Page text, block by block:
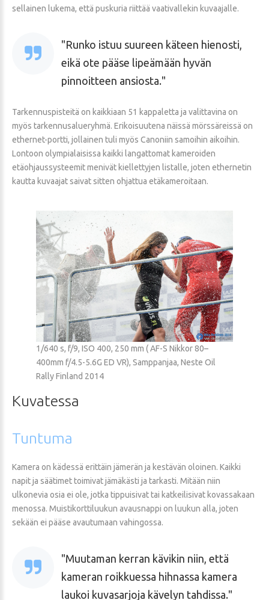
sellainen lukema, että puskuria riittää vaativallekin kuvaajalle.
Runko istuu suureen käteen hienosti,
eikä ote pääse lipeämään hyvän
pinnoitteen ansiosta.
Tarkennuspisteitä on kaikkiaan 51 kappaletta ja valittavina on
myös tarkennusalueryhmä. Erikoisuutena näissä mörssäreissä on
ethernet-portti, jollainen tuli myös Canoniin samoihin aikoihin.
Lontoon olympialaisissa kaikki langattomat kameroiden
etäohjaussysteemit menivät kiellettyjen listalle, joten ethernetin
kautta kuvaajat saivat sitten ohjattua etäkameroitaan.
1/640 s, f/9, ISO 400, 250 mm ( AF-S Nikkor 80–
400mm f/4.5-5.6G ED VR), Samppanjaa, Neste Oil
Rally Finland 2014
Kuvatessa
Tuntuma
Kamera on kädessä erittäin jämerän ja kestävän oloinen. Kaikki
napit ja säätimet toimivat jämäkästi ja tarkasti. Mitään niin
ulkonevia osia ei ole, jotka tippuisivat tai katkeilisivat kovassakaan
menossa. Muistikorttiluukun avausnappi on luukun alla, joten
sekään ei pääse avautumaan vahingossa.
Muutaman kerran kävikin niin, että
kameran roikkuessa hihnassa kamera
laukoi kuvasarjoja kävelyn tahdissa.